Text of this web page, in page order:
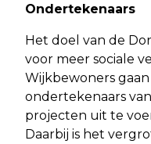
Ondertekenaars
Het doel van de
voor meer sociale
Wijkbewoners
ondertekenaars
projecten uit te
Daarbij is het